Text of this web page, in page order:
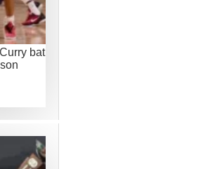
bat